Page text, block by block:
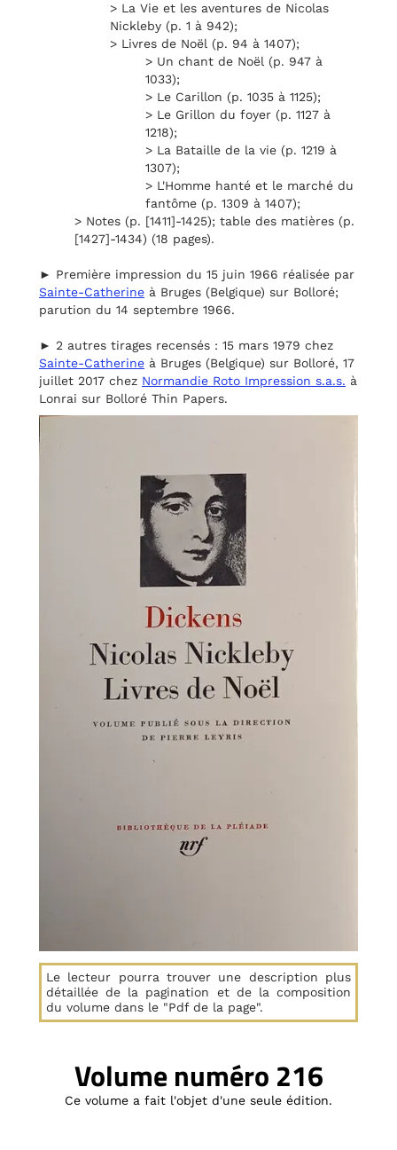
Le lecteur pourra trouver une description plus
détaillée de la pagination et de la composition
du volume dans le "Pdf de la page".
> La Vie et les aventures de Nicolas
Nickleby (p. 1 à 942);
> Livres de Noël (p. 94 à 1407);
> Un chant de Noël (p. 947 à
1033);
> Le Carillon (p. 1035 à 1125);
> Le Grillon du foyer (p. 1127 à
1218);
> La Bataille de la vie (p. 1219 à
1307);
> L'Homme hanté et le marché du
fantôme (p. 1309 à 1407);
> Notes (p. [1411]-1425); table des matières (p.
[1427]-1434) (18 pages).
► Première impression du 15 juin 1966 réalisée par
Sainte-Catherine à Bruges (Belgique) sur Bolloré;
parution du 14 septembre 1966.
► 2 autres tirages recensés : 15 mars 1979 chez
Sainte-Catherine à Bruges (Belgique) sur Bolloré, 17
juillet 2017 chez Normandie Roto Impression s.a.s. à
Lonrai sur Bolloré Thin Papers.
Volume numéro 216
Ce volume a fait l'objet d'une seule édition.